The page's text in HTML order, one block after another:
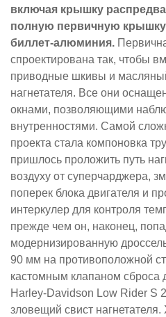
включая крышку
полную первичную
биллет-алюминия.
спроектирована так, чтобы
приводные шкивы и
нагнетателя. Все они
окнами, позволяющими
внутренностями. Самой
проекта стала компоновка
пришлось проложить путь
воздуху от суперчарджера,
поперек блока двигателя и
интеркулер для контроля
прежде чем он, наконец,
модернизированную
90 мм на противоположной
кастомным клапаном сброса
Harley-Davidson Low Rider S
зловещий свист нагнетателя.